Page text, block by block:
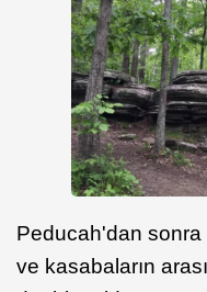
Peducah'dan sonra
ve kasabaların